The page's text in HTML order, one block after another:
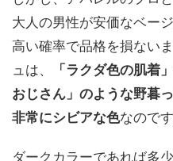
大人の男性が安価なベー
高い確率で品格を損ない
ュは、
「ラクダ色の肌着
おじさん」のような野暮
非常にシビアな色なのです
ダークカラーであれば多